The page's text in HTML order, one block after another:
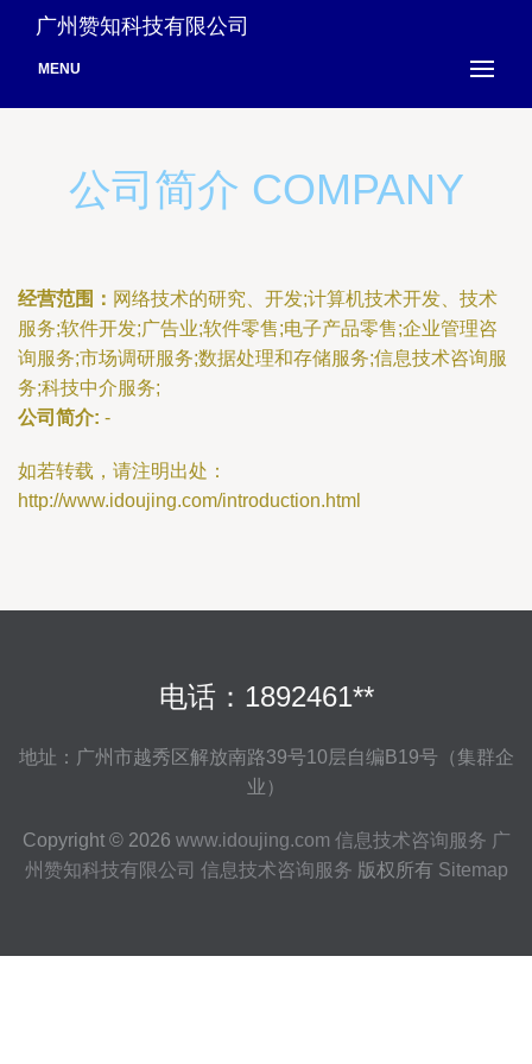
广州赞知科技有限公司
MENU
公司简介 COMPANY
经营范围： 网络技术的研究、开发;计算机技术开发、技术
服务;软件开发;广告业;软件零售;电子产品零售;企业管理咨
询服务;市场调研服务;数据处理和存储服务;信息技术咨询服
务;科技中介服务;
公司简介: -
如若转载，请注明出处：
http://www.idoujing.com/introduction.html
电话：1892461**
地址：广州市越秀区解放南路39号10层自编B19号（集群企
业）
Copyright © 2026 www.idoujing.com 信息技术咨询服务 广
州赞知科技有限公司 信息技术咨询服务 版权所有 Sitemap